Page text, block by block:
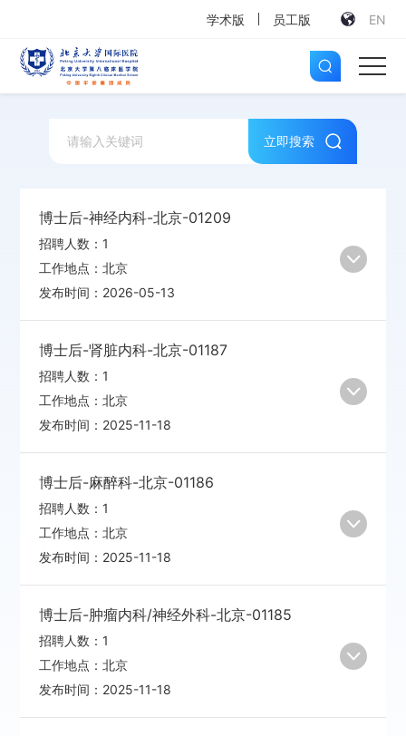
学术版 员工版 EN
立即搜索
博士后-神经内科-北京-01209
招聘人数： 1
工作地点： 北京
发布时间： 2026-05-13
博士后-肾脏内科-北京-01187
招聘人数： 1
工作地点： 北京
发布时间： 2025-11-18
博士后-麻醉科-北京-01186
招聘人数： 1
工作地点： 北京
发布时间： 2025-11-18
博士后-肿瘤内科/神经外科-北京-01185
招聘人数： 1
工作地点： 北京
发布时间： 2025-11-18